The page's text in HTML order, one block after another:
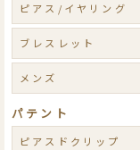
ピアス/イヤリング
ブレスレット
メンズ
パテント
ピアスドクリップ